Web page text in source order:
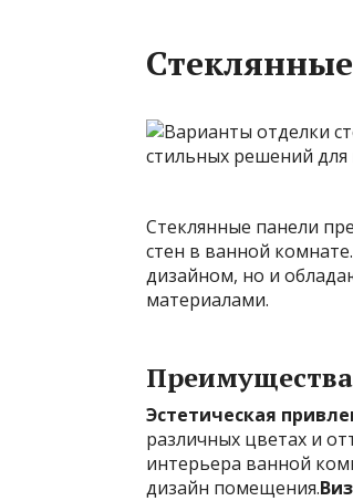
Стеклянные панели
стен в ванной
дизайном, но и
материалами.
Эстетическая
различных цветах и
интерьера ванной
дизайн помещения.